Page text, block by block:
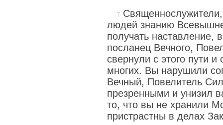
людей знанию
получать наставление,
посланец Вечного,
свернули с этого пути
многих. Вы нарушили
Вечный, Повелитель
презренными и унизил
то, что вы не хранили
пристрастны в делах